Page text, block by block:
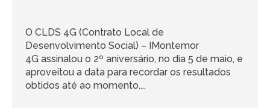
O CLDS 4G (Contrato Local de
Desenvolvimento Social) – IMontemor
4G assinalou o 2º aniversário, no dia 5 de maio, e
aproveitou a data para recordar os resultados
obtidos até ao momento....